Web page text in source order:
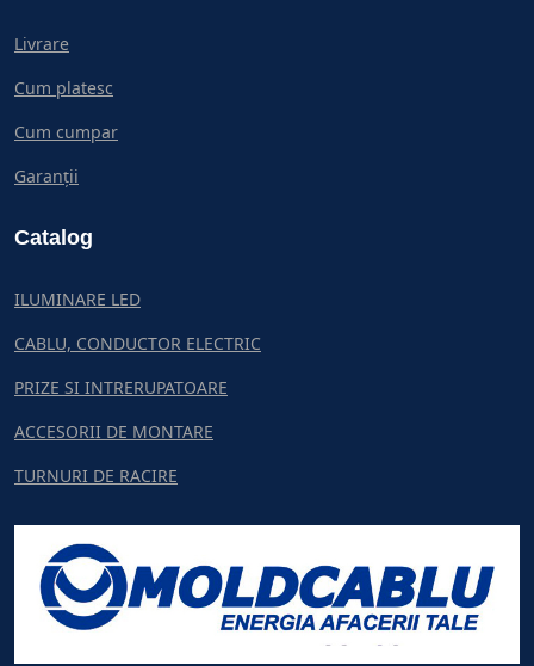
Livrare
Cum platesc
Cum cumpar
Garanții
Catalog
ILUMINARE LED
CABLU, CONDUCTOR ELECTRIC
PRIZE SI INTRERUPATOARE
ACCESORII DE MONTARE
TURNURI DE RACIRE